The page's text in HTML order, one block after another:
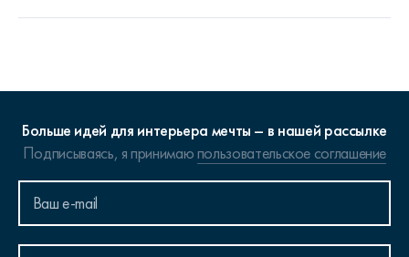
Больше идей для интерьера мечты – в нашей рассылке
Подписываясь, я принимаюпользовательское соглашение